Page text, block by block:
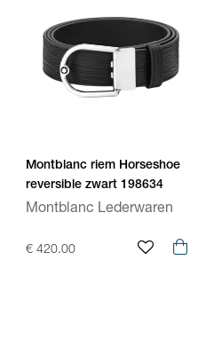
Montblanc riem Horseshoe
reversible zwart 198634
Montblanc Lederwaren
€ 420.00